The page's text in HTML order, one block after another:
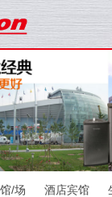
/场 酒店宾馆